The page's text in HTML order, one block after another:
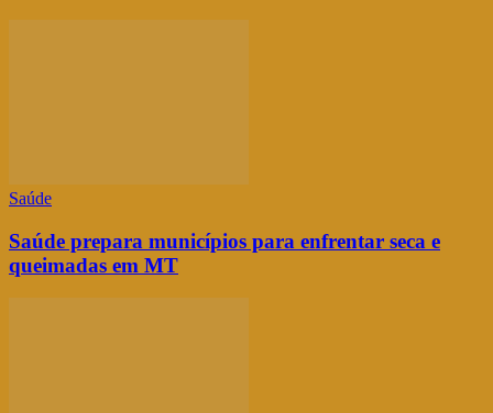
Saúde
Saúde prepara municípios para enfrentar seca e
queimadas em MT